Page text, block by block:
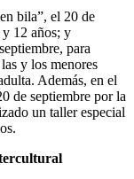
bila”, el 20 de
12 años; y
para
y los menores
Además, en el
de septiembre por la
un taller especial